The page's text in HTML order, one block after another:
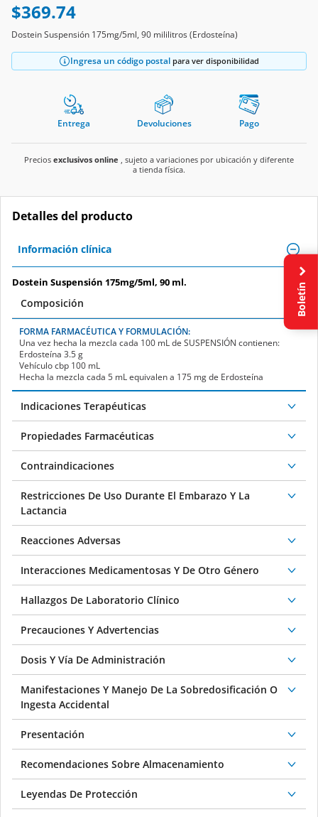
$369.74
Dostein Suspensión 175mg/5ml, 90 mililitros (Erdosteína)
Ingresa un código postal para ver disponibilidad
Entrega Devoluciones Pago
Precios exclusivos online , sujeto a variaciones por ubicación y diferente
a tienda física.
Detalles del producto
Información clínica
Dostein Suspensión 175mg/5ml, 90 ml.
Composición
FORMA FARMACÉUTICA Y FORMULACIÓN:
Una vez hecha la mezcla cada 100 mL de SUSPENSIÓN contienen:
Erdosteína 3.5 g
Vehículo cbp 100 mL
Hecha la mezcla cada 5 mL equivalen a 175 mg de Erdosteína
Indicaciones Terapéuticas
Propiedades Farmacéuticas
Contraindicaciones
Restricciones De Uso Durante El Embarazo Y La
Lactancia
Reacciones Adversas
Interacciones Medicamentosas Y De Otro Género
Hallazgos De Laboratorio Clínico
Precauciones Y Advertencias
Dosis Y Vía De Administración
Manifestaciones Y Manejo De La Sobredosificación O
Ingesta Accidental
Presentación
Recomendaciones Sobre Almacenamiento
Leyendas De Protección
Boletín